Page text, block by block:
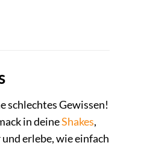
schlechtes Gewissen!
in deineShakes,
erlebe, wie einfach